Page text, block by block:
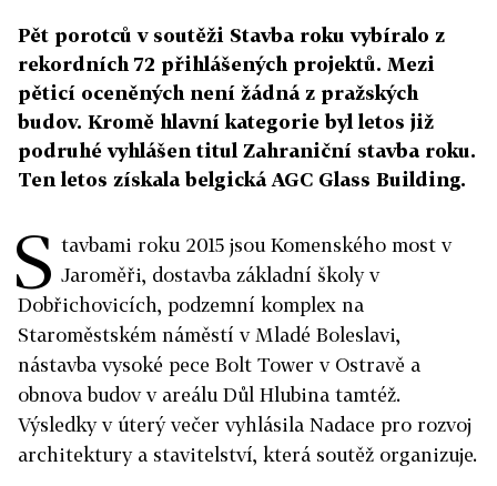
Pět porotců v soutěži Stavba roku vybíralo z
rekordních 72 přihlášených projektů. Mezi
pěticí oceněných není žádná z pražských
budov. Kromě hlavní kategorie byl letos již
podruhé vyhlášen titul Zahraniční stavba roku.
Ten letos získala belgická AGC Glass Building.
S tavbami roku 2015 jsou Komenského most v
Jaroměři, dostavba základní školy v
Dobřichovicích, podzemní komplex na
Staroměstském náměstí v Mladé Boleslavi,
nástavba vysoké pece Bolt Tower v Ostravě a
obnova budov v areálu Důl Hlubina tamtéž.
Výsledky v úterý večer vyhlásila Nadace pro rozvoj
architektury a stavitelství, která soutěž organizuje.